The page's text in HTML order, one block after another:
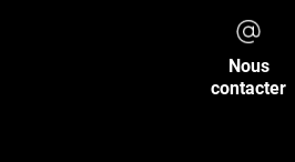
Nous
contacter